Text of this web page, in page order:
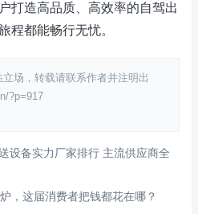
打造高品质、高效率的自驾出
程都能畅行无忧。
场，转载请联系作者并注明出
?p=917
设备实力厂家排行 主流供应商全
，这届消费者把钱都花在哪？